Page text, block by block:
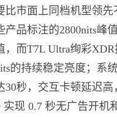
比市面上同档机型领先
产品标注的2800nits峰
，而T7L Ultra绚彩
的持续稳定亮度；系
30秒，交互卡顿延迟高
实现 0.7 秒无广告开机